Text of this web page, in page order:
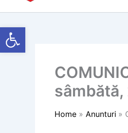
Deschide bara de unelte
Home Anunturi